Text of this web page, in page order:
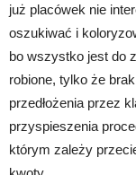
już placówek nie
oszukiwać i
bo wszystko jest do
robione, tylko że
przedłożenia przez
przyspieszenia
którym zależy